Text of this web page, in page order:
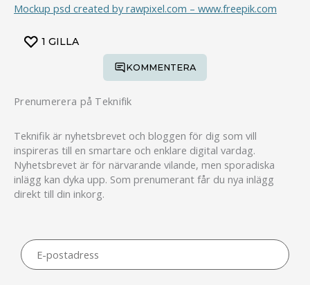
Mockup psd created by rawpixel.com – www.freepik.com
1 GILLA
KOMMENTERA
Prenumerera på Teknifik
Teknifik är nyhetsbrevet och bloggen för dig som vill
inspireras till en smartare och enklare digital vardag.
Nyhetsbrevet är för närvarande vilande, men sporadiska
inlägg kan dyka upp. Som prenumerant får du nya inlägg
direkt till din inkorg.
E-
postadress